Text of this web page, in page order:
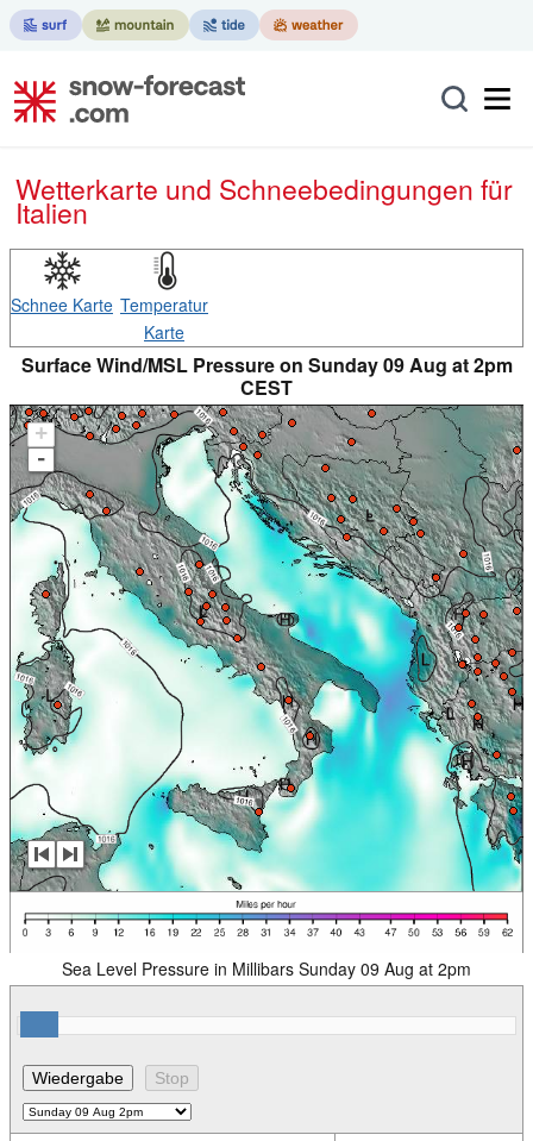
Wetterkarte und Schneebedingungen für
Italien
Schnee Karte Temperatur
Karte
Surface Wind/MSL Pressure on Sunday 09 Aug at 2pm
CEST
+
-
Sea Level Pressure in Millibars Sunday 09 Aug at 2pm